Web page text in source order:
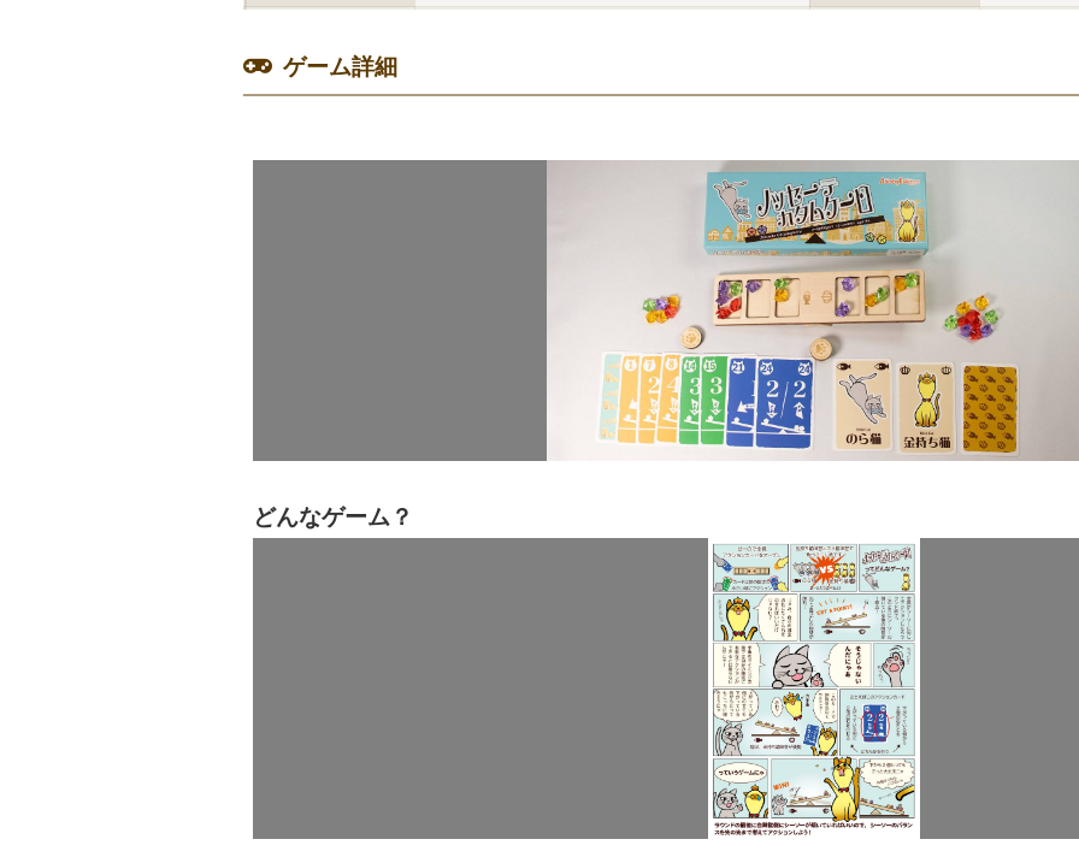
ゲーム詳細
どんなゲーム？